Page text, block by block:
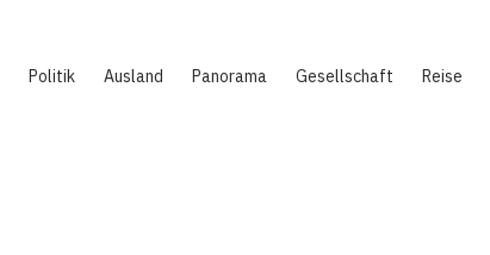
Politik Ausland Panorama Gesellschaft Reise